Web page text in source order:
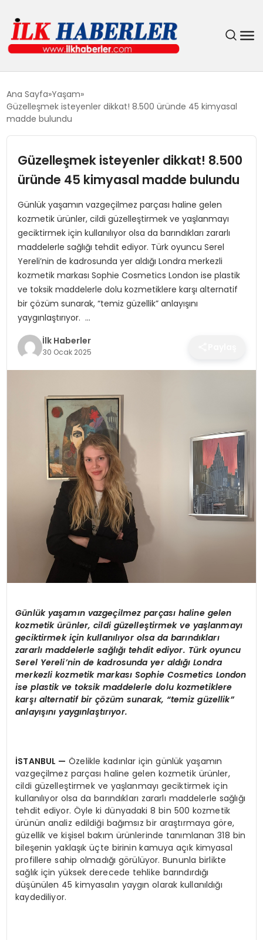
EĞITIM
GÜNDEM
MAGAZIN
SIYASET
SPOR
TEKNOLOJI
YAŞAM
Ana Sayfa Yaşam
Güzelleşmek isteyenler dikkat! 8.500 üründe 45 kimyasal
madde bulundu
Güzelleşmek isteyenler dikkat! 8.500
üründe 45 kimyasal madde bulundu
Günlük yaşamın vazgeçilmez parçası haline gelen
kozmetik ürünler, cildi güzelleştirmek ve yaşlanmayı
geciktirmek için kullanılıyor olsa da barındıkları zararlı
maddelerle sağlığı tehdit ediyor. Türk oyuncu Serel
Yereli’nin de kadrosunda yer aldığı Londra merkezli
kozmetik markası Sophie Cosmetics London ise plastik
ve toksik maddelerle dolu kozmetiklere karşı alternatif
bir çözüm sunarak, “temiz güzellik” anlayışını
yaygınlaştırıyor. …
İlk Haberler
30 Ocak 2025
Günlük yaşamın vazgeçilmez parçası haline gelen
kozmetik ürünler, cildi güzelleştirmek ve yaşlanmayı
geciktirmek için kullanılıyor olsa da barındıkları
zararlı maddelerle sağlığı tehdit ediyor. Türk oyuncu
Serel Yereli’nin de kadrosunda yer aldığı Londra
merkezli kozmetik markası Sophie Cosmetics London
ise plastik ve toksik maddelerle dolu kozmetiklere
karşı alternatif bir çözüm sunarak, “temiz güzellik”
anlayışını yaygınlaştırıyor.
İSTANBUL — Özelikle kadınlar için günlük yaşamın
vazgeçilmez parçası haline gelen kozmetik ürünler,
cildi güzelleştirmek ve yaşlanmayı geciktirmek için
kullanılıyor olsa da barındıkları zararlı maddelerle sağlığı
tehdit ediyor. Öyle ki dünyadaki 8 bin 500 kozmetik
ürünün analiz edildiği bağımsız bir araştırmaya göre,
güzellik ve kişisel bakım ürünlerinde tanımlanan 318 bin
bileşenin yaklaşık üçte birinin kamuya açık kimyasal
profillere sahip olmadığı görülüyor. Bununla birlikte
sağlık için yüksek derecede tehlike barındırdığı
düşünülen 45 kimyasalın yaygın olarak kullanıldığı
kaydediliyor.